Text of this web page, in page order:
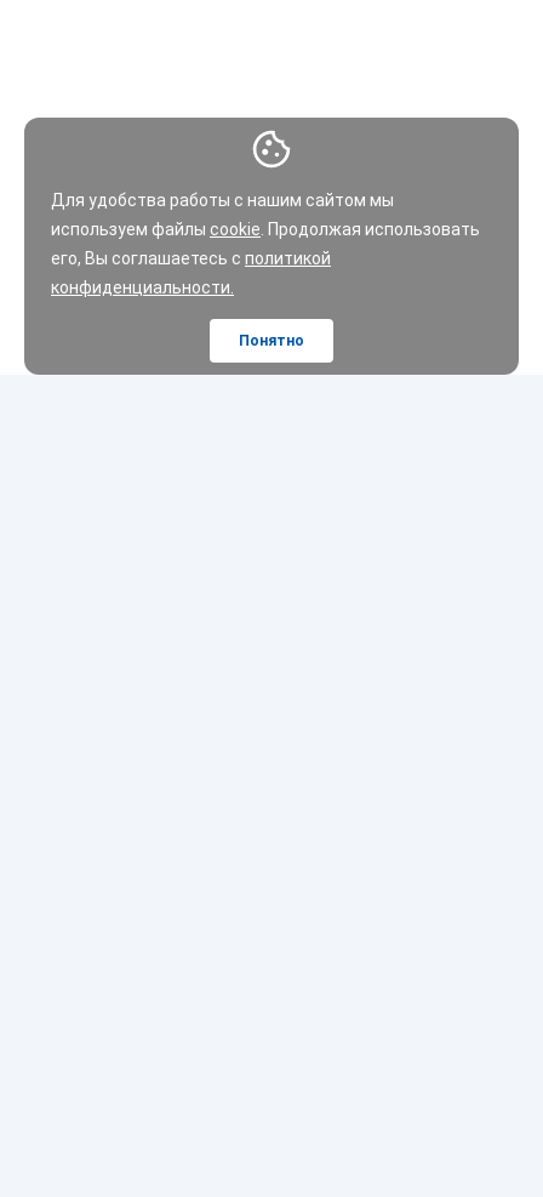
Для удобства работы с нашим сайтом мы
используем файлы cookie . Продолжая использовать
его, Вы соглашаетесь с политикой
конфиденциальности.
Понятно